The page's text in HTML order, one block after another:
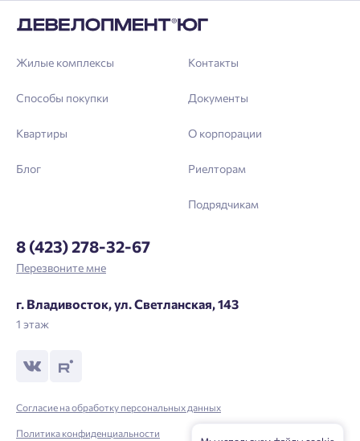
Жилые комплексы
Способы покупки
Квартиры
Блог
Контакты
Документы
О корпорации
Риелторам
Подрядчикам
8 (423) 278-32-67
Перезвоните мне
г. Владивосток, ул. Светланская, 143
1 этаж
Согласие на обработку персональных данных
Политика конфиденциальности